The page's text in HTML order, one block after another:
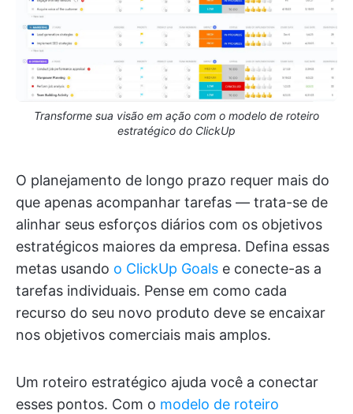
Transforme sua visão em ação com o modelo de roteiro
estratégico do ClickUp
O planejamento de longo prazo requer mais do
que apenas acompanhar tarefas — trata-se de
alinhar seus esforços diários com os objetivos
estratégicos maiores da empresa. Defina essas
metas usando o ClickUp Goals e conecte-as a
tarefas individuais. Pense em como cada
recurso do seu novo produto deve se encaixar
nos objetivos comerciais mais amplos.
Um roteiro estratégico ajuda você a conectar
esses pontos. Com o modelo de roteiro